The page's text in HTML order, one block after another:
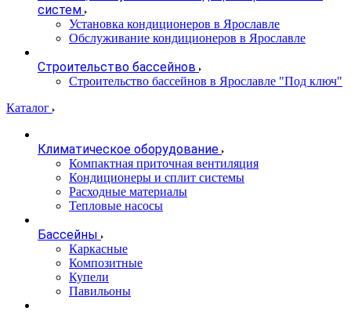
систем
Установка кондиционеров в Ярославле
Обслуживание кондиционеров в Ярославле
Строительство бассейнов
Строительство бассейнов в Ярославле "Под ключ"
Каталог
Климатическое оборудование
Компактная приточная вентиляция
Кондиционеры и сплит системы
Расходные материалы
Тепловые насосы
Бассейны
Каркасные
Композитные
Купели
Павильоны